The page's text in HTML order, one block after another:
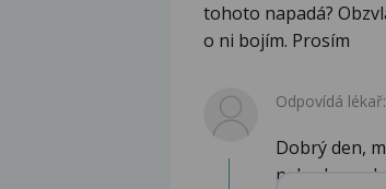
tohoto napadá?
o ni bojím. Prosím
Odpovídá lékař:
Dobrý den,
nebudu